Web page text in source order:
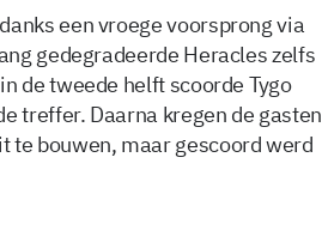
een vroege voorsprong via
gedegradeerde Heracles zelfs
de tweede helft scoorde Tygo
treffer. Daarna kregen de gasten
te bouwen, maar gescoord werd